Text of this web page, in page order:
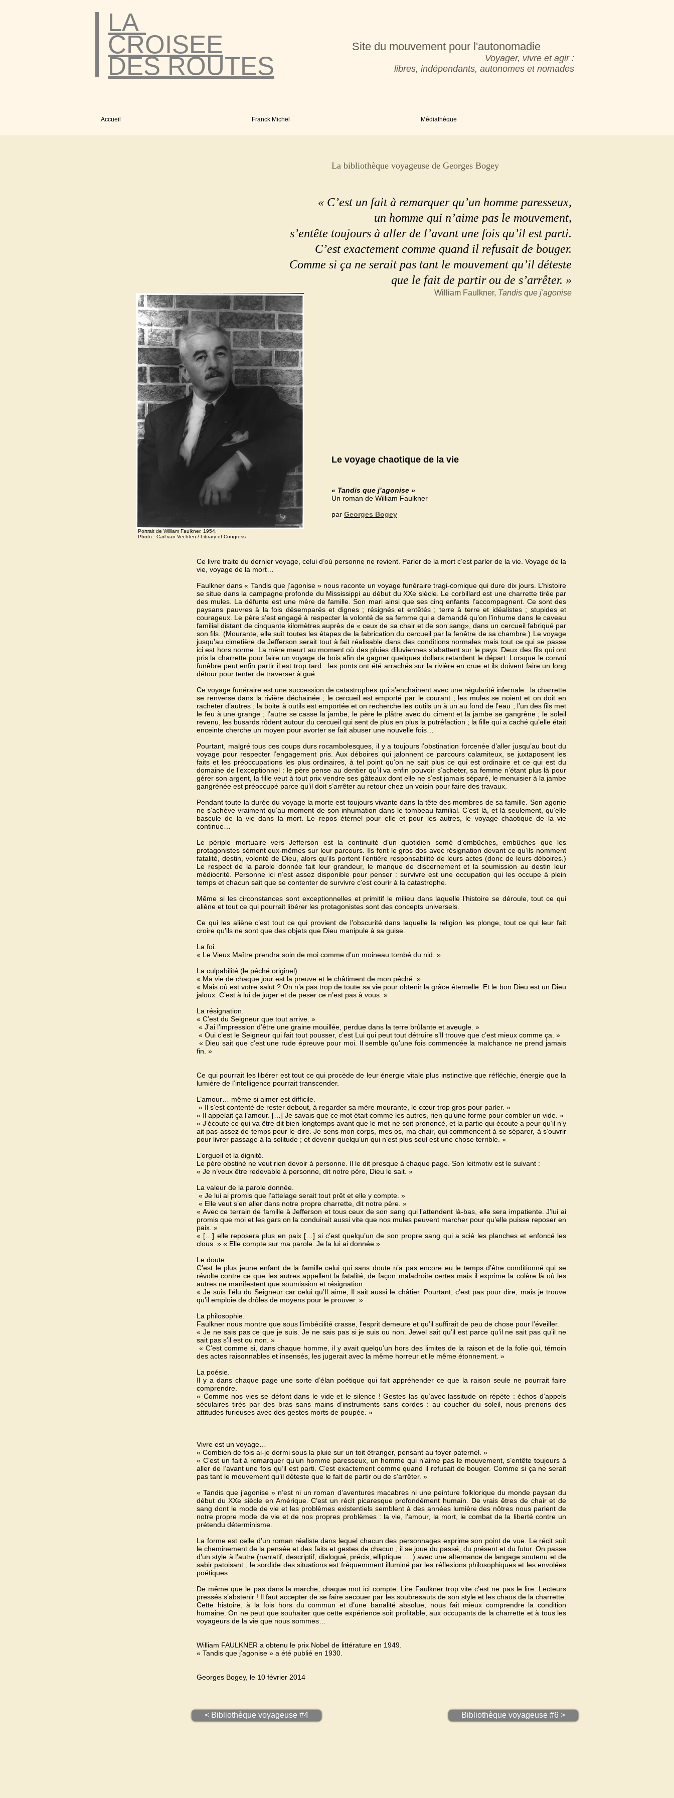
DES ROUTES
CROISEE
LA
Site du mouvement pour l'autonomadie
Voyager, vivre et agir :
libres, indépendants, autonomes et nomades
Accueil Franck Michel Médiathèque
La bibliothèque voyageuse de Georges Bogey
« C’est un fait à remarquer qu’un homme paresseux,
un homme qui n’aime pas le mouvement,
s’entête toujours à aller de l’avant une fois qu’il est parti.
C’est exactement comme quand il refusait de bouger.
Comme si ça ne serait pas tant le mouvement qu’il déteste
que le fait de partir ou de s’arrêter. »
William Faulkner, Tandis que j'agonise
Le voyage chaotique de la vie
« Tandis que j’agonise »
Un roman de William Faulkner
par Georges Bogey
Portrait de William Faulkner, 1954.
Photo : Carl van Vechten / Library of Congress
Ce livre traite du dernier voyage, celui d’où personne ne revient. Parler de la mort c’est parler de la vie. Voyage de la
vie, voyage de la mort…
Faulkner dans « Tandis que j’agonise » nous raconte un voyage funéraire tragi-comique qui dure dix jours. L’histoire
se situe dans la campagne profonde du Mississippi au début du XXe siècle. Le corbillard est une charrette tirée par
des mules. La défunte est une mère de famille. Son mari ainsi que ses cinq enfants l’accompagnent. Ce sont des
paysans pauvres à la fois désemparés et dignes ; résignés et entêtés ; terre à terre et idéalistes ; stupides et
courageux. Le père s’est engagé à respecter la volonté de sa femme qui a demandé qu’on l’inhume dans le caveau
familial distant de cinquante kilomètres auprès de « ceux de sa chair et de son sang», dans un cercueil fabriqué par
son fils. (Mourante, elle suit toutes les étapes de la fabrication du cercueil par la fenêtre de sa chambre.) Le voyage
jusqu’au cimetière de Jefferson serait tout à fait réalisable dans des conditions normales mais tout ce qui se passe
ici est hors norme. La mère meurt au moment où des pluies diluviennes s’abattent sur le pays. Deux des fils qui ont
pris la charrette pour faire un voyage de bois afin de gagner quelques dollars retardent le départ. Lorsque le convoi
funèbre peut enfin partir il est trop tard : les ponts ont été arrachés sur la rivière en crue et ils doivent faire un long
détour pour tenter de traverser à gué.
Ce voyage funéraire est une succession de catastrophes qui s’enchainent avec une régularité infernale : la charrette
se renverse dans la rivière déchainée ; le cercueil est emporté par le courant ; les mules se noient et on doit en
racheter d’autres ; la boite à outils est emportée et on recherche les outils un à un au fond de l’eau ; l’un des fils met
le feu à une grange ; l’autre se casse la jambe, le père le plâtre avec du ciment et la jambe se gangrène ; le soleil
revenu, les busards rôdent autour du cercueil qui sent de plus en plus la putréfaction ; la fille qui a caché qu’elle était
enceinte cherche un moyen pour avorter se fait abuser une nouvelle fois…
Pourtant, malgré tous ces coups durs rocambolesques, il y a toujours l’obstination forcenée d’aller jusqu’au bout du
voyage pour respecter l’engagement pris. Aux déboires qui jalonnent ce parcours calamiteux, se juxtaposent les
faits et les préoccupations les plus ordinaires, à tel point qu’on ne sait plus ce qui est ordinaire et ce qui est du
domaine de l’exceptionnel : le père pense au dentier qu’il va enfin pouvoir s’acheter, sa femme n’étant plus là pour
gérer son argent, la fille veut à tout prix vendre ses gâteaux dont elle ne s’est jamais séparé, le menuisier à la jambe
gangrénée est préoccupé parce qu’il doit s’arrêter au retour chez un voisin pour faire des travaux.
Pendant toute la durée du voyage la morte est toujours vivante dans la tête des membres de sa famille. Son agonie
ne s’achève vraiment qu’au moment de son inhumation dans le tombeau familial. C’est là, et là seulement, qu’elle
bascule de la vie dans la mort. Le repos éternel pour elle et pour les autres, le voyage chaotique de la vie
continue…
Le périple mortuaire vers Jefferson est la continuité d’un quotidien semé d’embûches, embûches que les
protagonistes sèment eux-mêmes sur leur parcours. Ils font le gros dos avec résignation devant ce qu’ils nomment
fatalité, destin, volonté de Dieu, alors qu’ils portent l’entière responsabilité de leurs actes (donc de leurs déboires.)
Le respect de la parole donnée fait leur grandeur, le manque de discernement et la soumission au destin leur
médiocrité. Personne ici n’est assez disponible pour penser : survivre est une occupation qui les occupe à plein
temps et chacun sait que se contenter de survivre c’est courir à la catastrophe.
Même si les circonstances sont exceptionnelles et primitif le milieu dans laquelle l’histoire se déroule, tout ce qui
aliène et tout ce qui pourrait libérer les protagonistes sont des concepts universels.
Ce qui les aliène c’est tout ce qui provient de l’obscurité dans laquelle la religion les plonge, tout ce qui leur fait
croire qu’ils ne sont que des objets que Dieu manipule à sa guise.
La foi.
« Le Vieux Maître prendra soin de moi comme d’un moineau tombé du nid. »
La culpabilité (le péché originel).
« Ma vie de chaque jour est la preuve et le châtiment de mon péché. »
« Mais où est votre salut ? On n’a pas trop de toute sa vie pour obtenir la grâce éternelle. Et le bon Dieu est un Dieu
jaloux. C’est à lui de juger et de peser ce n’est pas à vous. »
La résignation.
« C’est du Seigneur que tout arrive. »
« J’ai l’impression d’être une graine mouillée, perdue dans la terre brûlante et aveugle. »
« Oui c’est le Seigneur qui fait tout pousser, c’est Lui qui peut tout détruire s’Il trouve que c’est mieux comme ça. »
« Dieu sait que c’est une rude épreuve pour moi. Il semble qu’une fois commencée la malchance ne prend jamais
fin. »
Ce qui pourrait les libérer est tout ce qui procède de leur énergie vitale plus instinctive que réfléchie, énergie que la
lumière de l’intelligence pourrait transcender.
L’amour… même si aimer est difficile.
« Il s’est contenté de rester debout, à regarder sa mère mourante, le cœur trop gros pour parler. »
« Il appelait ça l’amour. […] Je savais que ce mot était comme les autres, rien qu’une forme pour combler un vide. »
« J’écoute ce qui va être dit bien longtemps avant que le mot ne soit prononcé, et la partie qui écoute a peur qu’il n’y
ait pas assez de temps pour le dire. Je sens mon corps, mes os, ma chair, qui commencent à se séparer, à s’ouvrir
pour livrer passage à la solitude ; et devenir quelqu’un qui n’est plus seul est une chose terrible. »
L’orgueil et la dignité.
Le père obstiné ne veut rien devoir à personne. Il le dit presque à chaque page. Son leitmotiv est le suivant :
« Je n’veux être redevable à personne, dit notre père, Dieu le sait. »
La valeur de la parole donnée.
« Je lui ai promis que l’attelage serait tout prêt et elle y compte. »
« Elle veut s’en aller dans notre propre charrette, dit notre père. »
« Avec ce terrain de famille à Jefferson et tous ceux de son sang qui l’attendent là-bas, elle sera impatiente. J’lui ai
promis que moi et les gars on la conduirait aussi vite que nos mules peuvent marcher pour qu’elle puisse reposer en
paix. »
« […] elle reposera plus en paix […] si c’est quelqu’un de son propre sang qui a scié les planches et enfoncé les
clous. » « Elle compte sur ma parole. Je la lui ai donnée.»
Le doute.
C’est le plus jeune enfant de la famille celui qui sans doute n’a pas encore eu le temps d’être conditionné qui se
révolte contre ce que les autres appellent la fatalité, de façon maladroite certes mais il exprime la colère là où les
autres ne manifestent que soumission et résignation.
« Je suis l’élu du Seigneur car celui qu’Il aime, Il sait aussi le châtier. Pourtant, c’est pas pour dire, mais je trouve
qu’il emploie de drôles de moyens pour le prouver. »
La philosophie.
Faulkner nous montre que sous l’imbécilité crasse, l’esprit demeure et qu’il suffirait de peu de chose pour l’éveiller.
« Je ne sais pas ce que je suis. Je ne sais pas si je suis ou non. Jewel sait qu’il est parce qu’il ne sait pas qu’il ne
sait pas s’il est ou non. »
« C’est comme si, dans chaque homme, il y avait quelqu’un hors des limites de la raison et de la folie qui, témoin
des actes raisonnables et insensés, les jugerait avec la même horreur et le même étonnement. »
La poésie.
Il y a dans chaque page une sorte d’élan poétique qui fait appréhender ce que la raison seule ne pourrait faire
comprendre.
« Comme nos vies se défont dans le vide et le silence ! Gestes las qu’avec lassitude on répète : échos d’appels
séculaires tirés par des bras sans mains d’instruments sans cordes : au coucher du soleil, nous prenons des
attitudes furieuses avec des gestes morts de poupée. »
Vivre est un voyage…
« Combien de fois ai-je dormi sous la pluie sur un toit étranger, pensant au foyer paternel. »
« C’est un fait à remarquer qu’un homme paresseux, un homme qui n’aime pas le mouvement, s’entête toujours à
aller de l’avant une fois qu’il est parti. C’est exactement comme quand il refusait de bouger. Comme si ça ne serait
pas tant le mouvement qu’il déteste que le fait de partir ou de s’arrêter. »
« Tandis que j’agonise » n’est ni un roman d’aventures macabres ni une peinture folklorique du monde paysan du
début du XXe siècle en Amérique. C’est un récit picaresque profondément humain. De vrais êtres de chair et de
sang dont le mode de vie et les problèmes existentiels semblent à des années lumière des nôtres nous parlent de
notre propre mode de vie et de nos propres problèmes : la vie, l’amour, la mort, le combat de la liberté contre un
prétendu déterminisme.
La forme est celle d’un roman réaliste dans lequel chacun des personnages exprime son point de vue. Le récit suit
le cheminement de la pensée et des faits et gestes de chacun ; il se joue du passé, du présent et du futur. On passe
d’un style à l’autre (narratif, descriptif, dialogué, précis, elliptique … ) avec une alternance de langage soutenu et de
sabir patoisant ; le sordide des situations est fréquemment illuminé par les réflexions philosophiques et les envolées
poétiques.
De même que le pas dans la marche, chaque mot ici compte. Lire Faulkner trop vite c’est ne pas le lire. Lecteurs
pressés s’abstenir ! Il faut accepter de se faire secouer par les soubresauts de son style et les chaos de la charrette.
Cette histoire, à la fois hors du commun et d’une banalité absolue, nous fait mieux comprendre la condition
humaine. On ne peut que souhaiter que cette expérience soit profitable, aux occupants de la charrette et à tous les
voyageurs de la vie que nous sommes…
William FAULKNER a obtenu le prix Nobel de littérature en 1949.
« Tandis que j’agonise » a été publié en 1930.
Georges Bogey, le 10 février 2014
< Bibliothèque voyageuse #4 Bibliothèque voyageuse #6 >